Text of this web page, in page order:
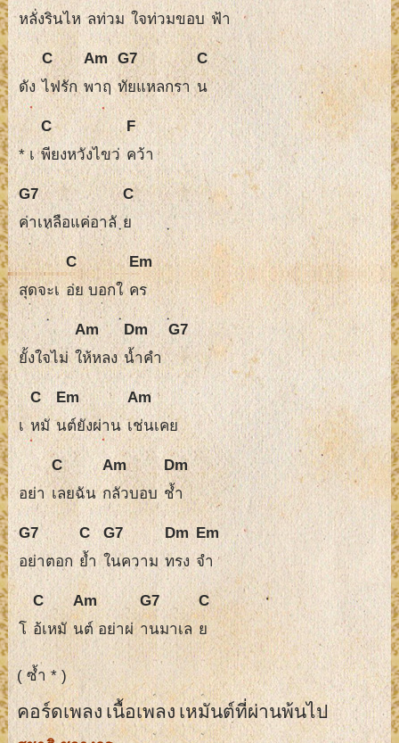
หลั่งรินไห ลท่วม ใจท่วมขอบ ฟ้า
C Am G7
C
ดัง ไฟรัก พาฤ ทัยแหลกรา น
C
F
* เ พียงหวังไขว่ คว้า
G7
C
ค่าเหลือแค่อาลั ย
C
Em
สุดจะเ อ่ย บอกใ คร
Am Dm
G7
ยั้งใจไม่ ให้หลง น้ำคำ
C Em
Am
เ หมั นต์ยังผ่าน เช่นเคย
C Am
Dm
อย่า เลยฉัน กลัวบอบ ช้ำ
G7 C G7 Dm Em
อย่าตอก ย้ำ ในความ ทรง จำ
C Am G7
C
โ อ้เหมั นต์ อย่าผ่ านมาเล ย
( ซ้ำ * )
คอร์ดเพลง เนื้อเพลง เหมันต์ที่ผ่านพ้นไป